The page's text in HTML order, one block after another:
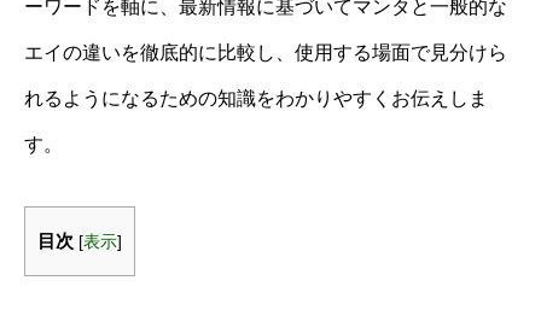
ーワードを軸に、最新情報に基づいてマンタと一般的な
エイの違いを徹底的に比較し、使用する場面で見分けら
れるようになるための知識をわかりやすくお伝えしま
す。
目次 [表示]